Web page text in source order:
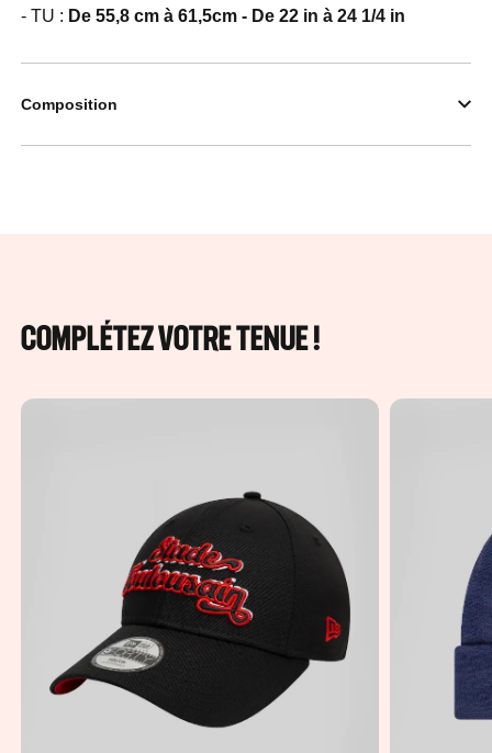
- TU : De 55,8 cm à 61,5cm - De 22 in à 24 1/4 in
Composition
COMPLÉTEZ VOTRE TENUE !